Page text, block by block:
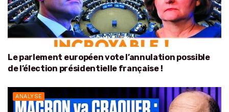
Le parlement européen vote l’annulation possible
de l’élection présidentielle française !
ANALYSE